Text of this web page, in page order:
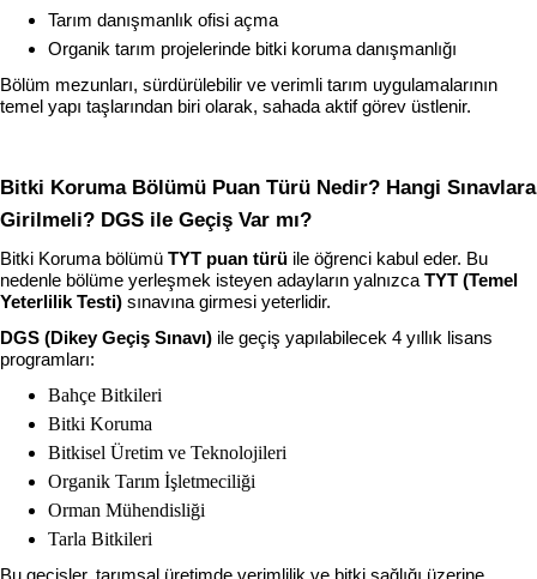
Tarım danışmanlık ofisi açma
Organik tarım projelerinde bitki koruma danışmanlığı
Bölüm mezunları, sürdürülebilir ve verimli tarım uygulamalarının
temel yapı taşlarından biri olarak, sahada aktif görev üstlenir.
Bitki Koruma Bölümü Puan Türü Nedir? Hangi Sınavlara
Girilmeli? DGS ile Geçiş Var mı?
Bitki Koruma bölümü TYT puan türü ile öğrenci kabul eder. Bu
nedenle bölüme yerleşmek isteyen adayların yalnızca TYT (Temel
Yeterlilik Testi) sınavına girmesi yeterlidir.
DGS (Dikey Geçiş Sınavı) ile geçiş yapılabilecek 4 yıllık lisans
programları:
Bahçe Bitkileri
Bitki Koruma
Bitkisel Üretim ve Teknolojileri
Organik Tarım İşletmeciliği
Orman Mühendisliği
Tarla Bitkileri